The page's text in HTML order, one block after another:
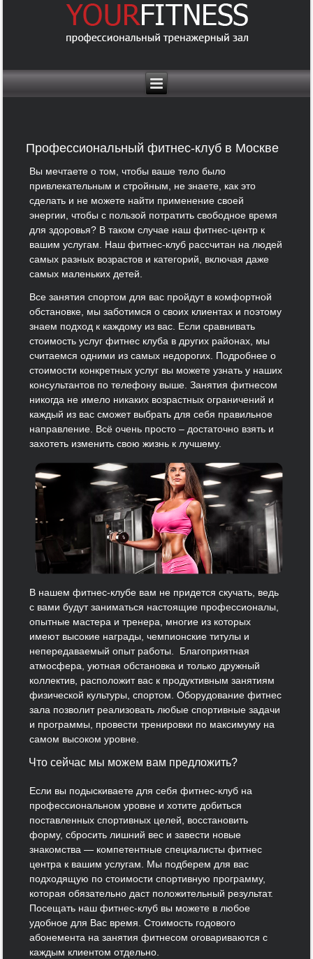
Профессиональный фитнес-клуб в Москве
Вы мечтаете о том, чтобы ваше тело было
привлекательным и стройным, не знаете, как это
сделать и не можете найти применение своей
энергии, чтобы с пользой потратить свободное время
для здоровья? В таком случае наш фитнес-центр к
вашим услугам. Наш фитнес-клуб рассчитан на людей
самых разных возрастов и категорий, включая даже
самых маленьких детей.
Все занятия спортом для вас пройдут в комфортной
обстановке, мы заботимся о своих клиентах и поэтому
знаем подход к каждому из вас. Если сравнивать
стоимость услуг фитнес клуба в других районах, мы
считаемся одними из самых недорогих. Подробнее о
стоимости конкретных услуг вы можете узнать у наших
консультантов по телефону выше. Занятия фитнесом
никогда не имело никаких возрастных ограничений и
каждый из вас сможет выбрать для себя правильное
направление. Всё очень просто – достаточно взять и
захотеть изменить свою жизнь к лучшему.
В нашем фитнес-клубе вам не придется скучать, ведь
с вами будут заниматься настоящие профессионалы,
опытные мастера и тренера, многие из которых
имеют высокие награды, чемпионские титулы и
непередаваемый опыт работы. Благоприятная
атмосфера, уютная обстановка и только дружный
коллектив, расположит вас к продуктивным занятиям
физической культуры, спортом. Оборудование фитнес
зала позволит реализовать любые спортивные задачи
и программы, провести тренировки по максимуму на
самом высоком уровне.
Что сейчас мы можем вам предложить?
Если вы подыскиваете для себя фитнес-клуб на
профессиональном уровне и хотите добиться
поставленных спортивных целей, восстановить
форму, сбросить лишний вес и завести новые
знакомства — компетентные специалисты фитнес
центра к вашим услугам. Мы подберем для вас
подходящую по стоимости спортивную программу,
которая обязательно даст положительный результат.
Посещать наш фитнес-клуб вы можете в любое
удобное для Вас время. Стоимость годового
абонемента на занятия фитнесом оговариваются с
каждым клиентом отдельно.